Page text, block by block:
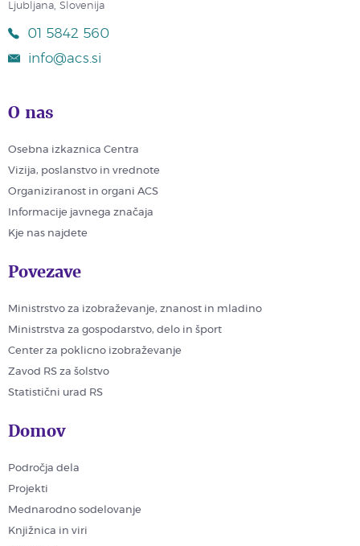
Ljubljana, Slovenija
01 5842 560
info@acs.si
O nas
Osebna izkaznica Centra
Vizija, poslanstvo in vrednote
Organiziranost in organi ACS
Informacije javnega značaja
Kje nas najdete
Povezave
Ministrstvo za izobraževanje, znanost in mladino
Ministrstva za gospodarstvo, delo in šport
Center za poklicno izobraževanje
Zavod RS za šolstvo
Statistični urad RS
Domov
Področja dela
Projekti
Mednarodno sodelovanje
Knjižnica in viri